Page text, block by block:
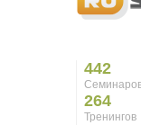
442
264
Тренингов